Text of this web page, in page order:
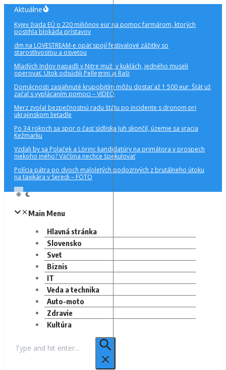
Preskočiť
obsah
Aktuálne
Kyjev žiada EÚ o 220 miliónov eur na pomoc farmárom, ktorých
postihla blokáda prístavov
dm na LOVESTREAM-e opäť spojí festivalové zážitky so
starostlivosťou a osvetou
Mladých Indov napadli v Nitre muži v kuklách, jedného museli
operovať. Útok odsúdili Pellegrini aj Raši
Domácnosti zasiahnuté krupobitím môžu dostať až 1 500 eur. Štát už
začal s vyplácaním pomoci – VIDEO
Merz zvolal bezpečnostnú radu štátu po incidente s dronom pri
ukrajinskom lietadle
Po 34 rokoch sa spor o časť sídliska Juh skončil, územie sa vracia
Kežmarku
Vzdali by sa Polaček a Lörinc kandidatúry na primátora v prospech
niekoho iného? Väčšina nechce špekulovať
Polícia pátra po dvoch maloletých podozrivých z brutálneho útoku
na taxikára v Seredi – FOTO
Main Menu
Hlavná stránka
Slovensko
Svet
Biznis
IT
Veda a technika
Auto-moto
Zdravie
Kultúra